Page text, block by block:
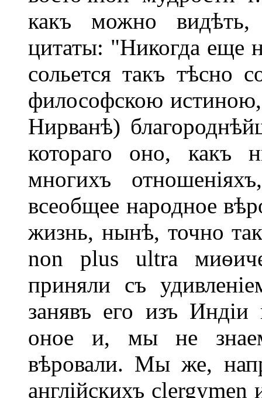
какъ можно
цитаты: "Никогда еще
сольется такъ тѣсно
философскою истиною,
Нирванѣ)
котораго оно, какъ
многихъ
всеобщее народное
жизнь, нынѣ, точно
non plus ultra
приняли съ
занявъ его изъ
оное и, мы не
вѣровали. Мы же,
англійскихъ clergymen